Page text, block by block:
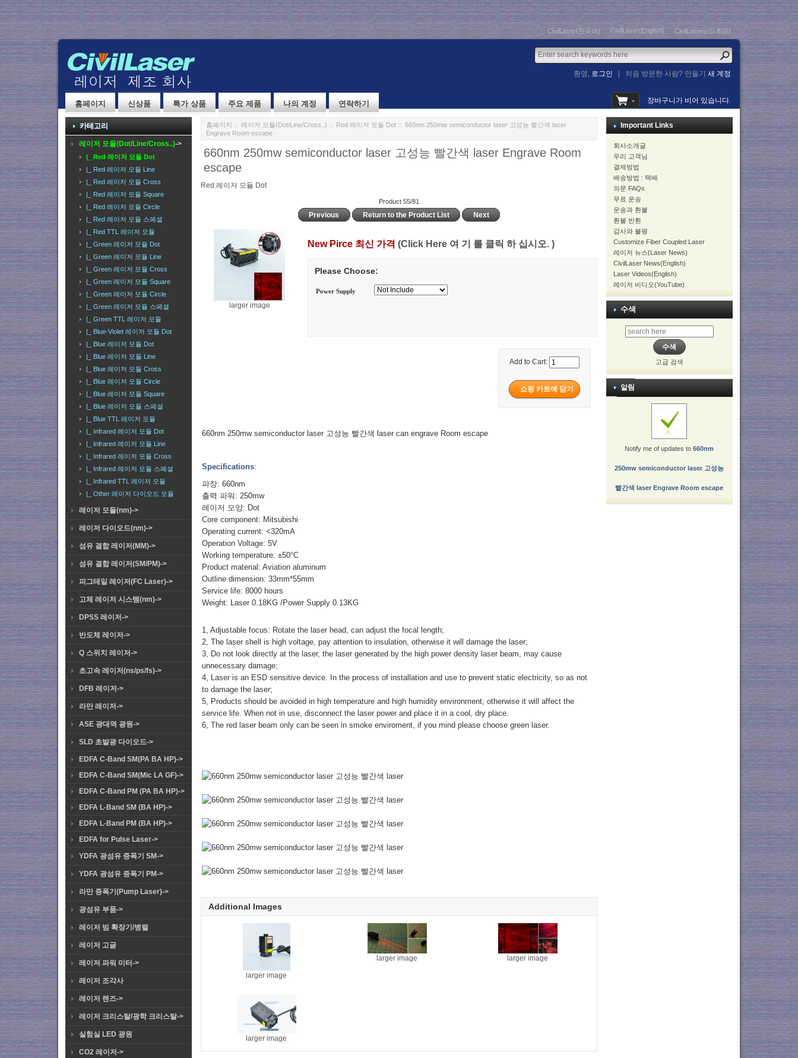
CivilLaser(한국어) CivilLaser(English) CivilLasers(日本語)
환영, 로그인 처음 방문한 사람? 만들기새 계정
홈페이지 신상품 특가 상품 주요 제품 나의 계정 연락하기 장바구니가 비어 있습니다.
카테고리
레이저 모듈(Dot/Line/Cross..)->
|_ Red 레이저 모듈 Dot
|_ Red 레이저 모듈 Line
|_ Red 레이저 모듈 Cross
|_ Red 레이저 모듈 Square
|_ Red 레이저 모듈 Circle
|_ Red 레이저 모듈 스페셜
|_ Red TTL 레이저 모듈
|_ Green 레이저 모듈 Dot
|_ Green 레이저 모듈 Line
|_ Green 레이저 모듈 Cross
|_ Green 레이저 모듈 Square
|_ Green 레이저 모듈 Circle
|_ Green 레이저 모듈 스페셜
|_ Green TTL 레이저 모듈
|_ Blue-Violet 레이저 모듈 Dot
|_ Blue 레이저 모듈 Dot
|_ Blue 레이저 모듈 Line
|_ Blue 레이저 모듈 Cross
|_ Blue 레이저 모듈 Circle
|_ Blue 레이저 모듈 Square
|_ Blue 레이저 모듈 스페셜
|_ Blue TTL 레이저 모듈
|_ Infrared 레이저 모듈 Dot
|_ Infrared 레이저 모듈 Line
|_ Infrared 레이저 모듈 Cross
|_ Infrared 레이저 모듈 스페셜
|_ Infrared TTL 레이저 모듈
|_ Other 레이저 다이오드 모듈
레이저 모듈(nm)->
레이저 다이오드(nm)->
섬유 결합 레이저(MM)->
섬유 결합 레이저(SM/PM)->
피그테일 레이저(FC Laser)->
고체 레이저 시스템(nm)->
DPSS 레이저->
반도체 레이저->
Q 스위치 레이저->
초고속 레이저(ns/ps/fs)->
DFB 레이저->
라만 레이저->
ASE 광대역 광원->
SLD 초발광 다이오드->
EDFA C-Band SM(PA BA HP)->
EDFA C-Band SM(Mic LA GF)->
EDFA C-Band PM (PA BA HP)->
EDFA L-Band SM (BA HP)->
EDFA L-Band PM (BA HP)->
EDFA for Pulse Laser->
YDFA 광섬유 증폭기 SM->
YDFA 광섬유 증폭기 PM->
라만 증폭기(Pump Laser)->
광섬유 부품->
레이저 빔 확장기/병렬
레이저 고글
레이저 파워 미터->
레이저 조각사
레이저 렌즈->
레이저 크리스탈/광학 크리스탈->
실험실 LED 광원
CO2 레이저->
홈페이지 :: 레이저 모듈(Dot/Line/Cross..) :: Red 레이저 모듈 Dot:: 660nm 250mw semiconductor laser 고성능 빨간색 laser
Engrave Room escape
660nm 250mw semiconductor laser 고성능 빨간색 laser Engrave Room
escape
Red 레이저 모듈 Dot
Product 55/81
Previous Return to the Product List Next
larger image
New Pirce 최신 가격 (Click Here 여 기 를 클릭 하 십시오. )
Please Choose:
Power Supply
Add to Cart:
660nm 250mw semiconductor laser 고성능 빨간색 laser can engrave Room escape
Specifications:
파장: 660nm
출력 파워: 250mw
레이저 모양: Dot
Core component: Mitsubishi
Operating current: <320mA
Operation Voltage: 5V
Working temperature: ±50°C
Product material: Aviation aluminum
Outline dimension: 33mm*55mm
Service life: 8000 hours
Weight: Laser 0.18KG /Power Supply 0.13KG
1, Adjustable focus: Rotate the laser head, can adjust the focal length;
2, The laser shell is high voltage, pay attention to insulation, otherwise it will damage the laser;
3, Do not look directly at the laser, the laser generated by the high power density laser beam, may cause
unnecessary damage;
4, Laser is an ESD sensitive device. In the process of installation and use to prevent static electricity, so as not
to damage the laser;
5, Products should be avoided in high temperature and high humidity environment, otherwise it will affect the
service life. When not in use, disconnect the laser power and place it in a cool, dry place.
6, The red laser beam only can be seen in smoke enviroment, if you mind please choose green laser.
Additional Images
larger image
larger image larger image
larger image
Important Links
회사소개글
우리 고객님
결제방법
배송방법 : 택배
의문 FAQs
무료 운송
운송과 환불
환불 반환
감사와 불평
Customize Fiber Coupled Laser
레이저 뉴스(Laser News)
CivilLaser News(English)
Laser Videos(English)
레이저 비디오(YouTube)
수색
고급 검색
알림
Notify me of updates to660nm
250mw semiconductor laser 고성능
빨간색 laser Engrave Room escape